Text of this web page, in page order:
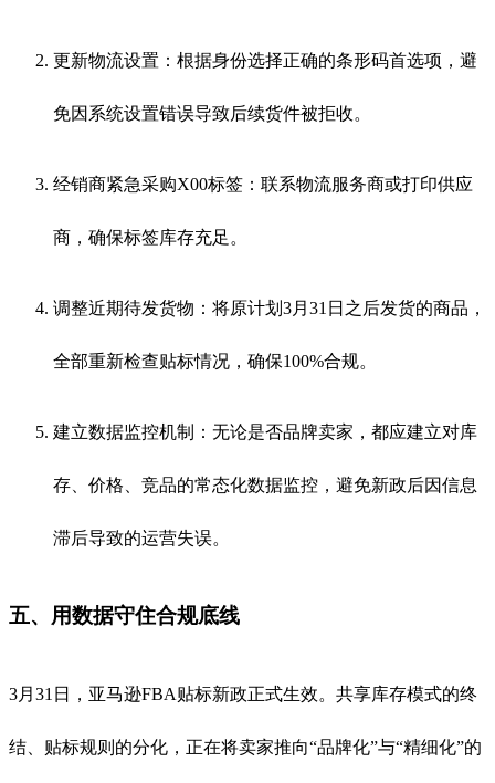
更新物流设置：根据身份选择正确的条形码首选项，避
免因系统设置错误导致后续货件被拒收。
经销商紧急采购X00标签：联系物流服务商或打印供应
商，确保标签库存充足。
调整近期待发货物：将原计划3月31日之后发货的商品，
全部重新检查贴标情况，确保100%合规。
建立数据监控机制：无论是否品牌卖家，都应建立对库
存、价格、竞品的常态化数据监控，避免新政后因信息
滞后导致的运营失误。
五、用数据守住合规底线
3月31日，亚马逊FBA贴标新政正式生效。共享库存模式的终
结、贴标规则的分化，正在将卖家推向“品牌化”与“精细化”的